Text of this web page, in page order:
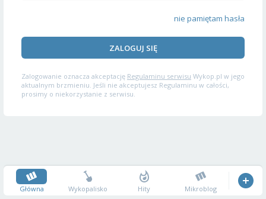
nie pamiętam hasła
ZALOGUJ SIĘ
Zalogowanie oznacza akceptację Regulaminu serwisu Wykop.pl w jego
aktualnym brzmieniu. Jeśli nie akceptujesz Regulaminu w całości,
prosimy o niekorzystanie z serwisu.
Główna Wykopalisko Hity Mikroblog